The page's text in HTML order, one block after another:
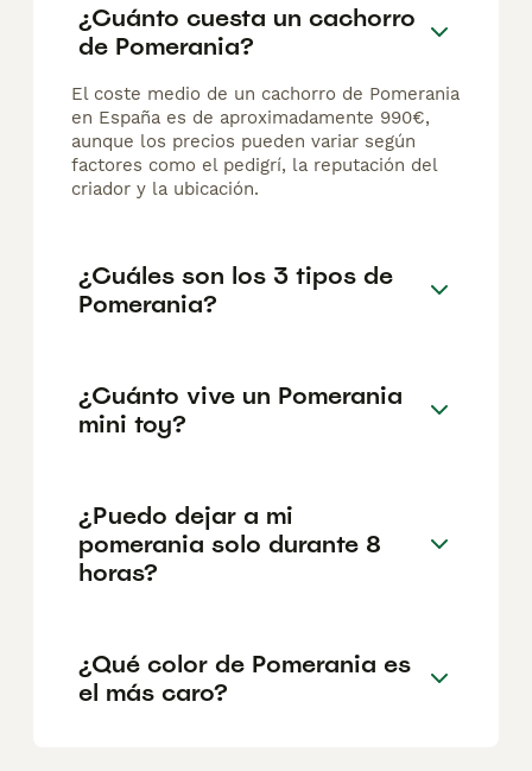
¿Cuánto cuesta un cachorro
de Pomerania?
El coste medio de un cachorro de Pomerania
en España es de aproximadamente 990€,
aunque los precios pueden variar según
factores como el pedigrí, la reputación del
criador y la ubicación.
¿Cuáles son los 3 tipos de
Pomerania?
¿Cuánto vive un Pomerania
mini toy?
¿Puedo dejar a mi
pomerania solo durante 8
horas?
¿Qué color de Pomerania es
el más caro?